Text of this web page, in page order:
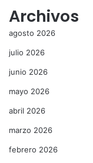
Archivos
agosto 2026
julio 2026
junio 2026
mayo 2026
abril 2026
marzo 2026
febrero 2026